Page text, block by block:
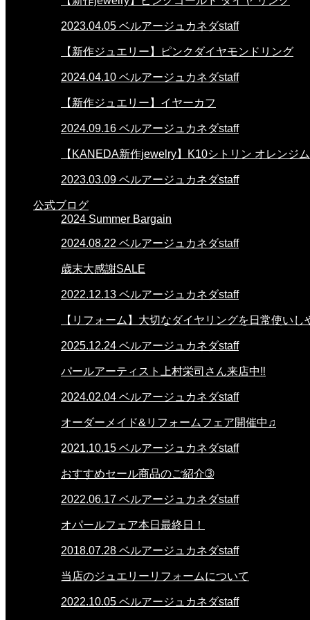
2023.04.05 ベルアージュカネダstaff
【新作ジュエリー】ピンクダイヤモンドリング
2024.04.10 ベルアージュカネダstaff
【新作ジュエリー】イヤーカフ
2024.09.16 ベルアージュカネダstaff
【KANEDA新作jewelry】K10シトリン オレンジ
2023.03.09 ベルアージュカネダstaff
公式ブログ
2024 Summer Bargain
2024.08.22 ベルアージュカネダstaff
歳末大感謝SALE
2022.12.13 ベルアージュカネダstaff
【リフォーム】大切なダイヤリングを日常使いし
2025.12.24 ベルアージュカネダstaff
パールアーティスト上村栄司さん来店中‼
2024.02.04 ベルアージュカネダstaff
オーダーメイド&リフォームフェア開催中♫
2021.10.15 ベルアージュカネダstaff
おすすめセール商品のご紹介➂
2022.06.17 ベルアージュカネダstaff
オパールフェア本日最終日！
2018.07.28 ベルアージュカネダstaff
当店のジュエリーリフォームについて
2022.10.05 ベルアージュカネダstaff